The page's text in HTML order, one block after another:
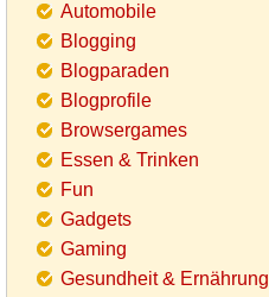
Automobile
Blogging
Blogparaden
Blogprofile
Browsergames
Essen & Trinken
Fun
Gadgets
Gaming
Gesundheit & Ernährung